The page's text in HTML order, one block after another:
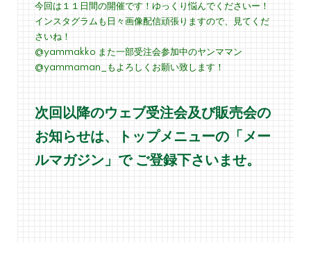
今回は１１日間の開催です！ゆっくり悩んでくださいー！
インスタグラムも日々画像配信頑張りますので、見てくだ
さいね！
@yammakko また一部受注会参加中のヤンママン
@yammaman_もよろしくお願い致します！
次回以降のウェブ受注会及び販売会の
お知らせは、トップメニューの「メー
ルマガジン」で ご登録下さいませ。